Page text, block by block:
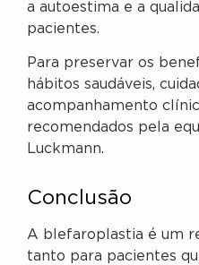
a autoestima e a
pacientes.
Para preservar os
hábitos saudáveis,
acompanhamento
recomendados pela
Luckmann.
Conclusão
A blefaroplastia é um
tanto para pacientes